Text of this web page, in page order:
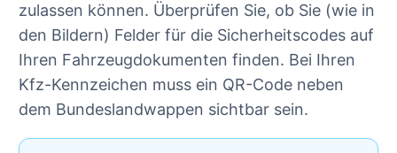
zulassen können. Überprüfen Sie, ob Sie (wie in
den Bildern) Felder für die Sicherheitscodes auf
Ihren Fahrzeugdokumenten finden. Bei Ihren
Kfz-Kennzeichen muss ein QR-Code neben
dem Bundeslandwappen sichtbar sein.